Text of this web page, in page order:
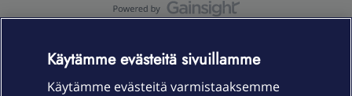
Käytämme evästeitä sivuillamme
Käytämme evästeitä varmistaaksemme